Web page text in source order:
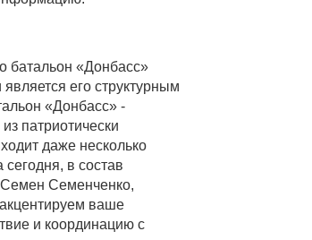
батальон «Донбасс»
его структурным
«Донбасс» -
патриотически
даже несколько
в состав
Семен Семенченко,
ваше
и координацию с